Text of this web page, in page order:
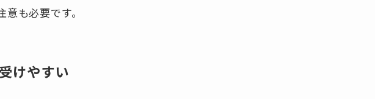
も必要です。
けやすい